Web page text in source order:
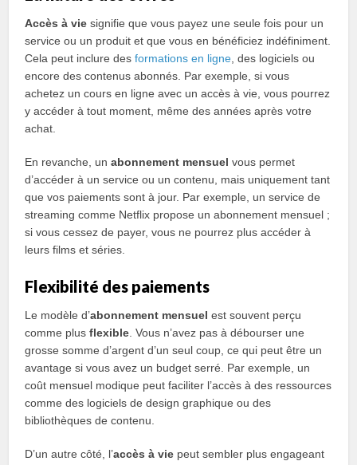
Accès à vie signifie que vous payez une seule fois pour un
service ou un produit et que vous en bénéficiez indéfiniment.
Cela peut inclure desformations en ligne , des logiciels ou
encore des contenus abonnés. Par exemple, si vous
achetez un cours en ligne avec un accès à vie, vous pourrez
y accéder à tout moment, même des années après votre
achat.
En revanche, unabonnement mensuel vous permet
d’accéder à un service ou un contenu, mais uniquement tant
que vos paiements sont à jour. Par exemple, un service de
streaming comme Netflix propose un abonnement mensuel ;
si vous cessez de payer, vous ne pourrez plus accéder à
leurs films et séries.
Flexibilité des paiements
Le modèle d’abonnement mensuel est souvent perçu
comme plusflexible . Vous n’avez pas à débourser une
grosse somme d’argent d’un seul coup, ce qui peut être un
avantage si vous avez un budget serré. Par exemple, un
coût mensuel modique peut faciliter l’accès à des ressources
comme des logiciels de design graphique ou des
bibliothèques de contenu.
D’un autre côté, l’accès à vie peut sembler plus engageant